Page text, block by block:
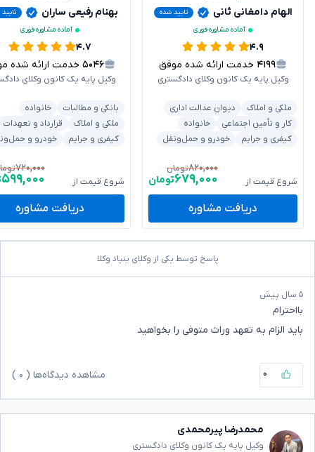
الهام دامغانی ثانی
تایید شده
آماده مشاوره فوری
۴.۹
۴۱۹۹ خدمت ارائه شده موفق
وکیل پایه یک کانون وکلای دادگستری
ملکی و املاک
دیوان عدالت اداری
کار و تأمین اجتماعی
خانواده
کیفری و جرایم
خودرو و حمل‌ونقل
شروع قیمت از
۸۲۰,۰۰۰تومان
۶۷۹,۰۰۰تومان
دریافت مشاوره
بهنام رفیعی ساران
آماده مشاوره فوری
۴.۷
۵۰۴۶ خدمت ارائه شده موفق
وکیل پایه یک کانون وکلای
بانکی و مطالبات
خانواده
ملکی و املاک
قرارداد و تعهدات
کیفری و جرایم
خودرو و
شروع قیمت از
۷۲۰,۰۰۰
۵۹۹,۰۰۰
دریافت مشاوره
پاسخ توسط یکی از وکلای بنیاد وکلا
۵ سال پیش
بااحترام
باید الزام به تعهد وراث متوفی را بخواهید
۰ مشاهده دیدگاه‌ها ( ۰
محمدرضا پیرمحمدی
وکیل پایه یک کانون وکلای دادگستری